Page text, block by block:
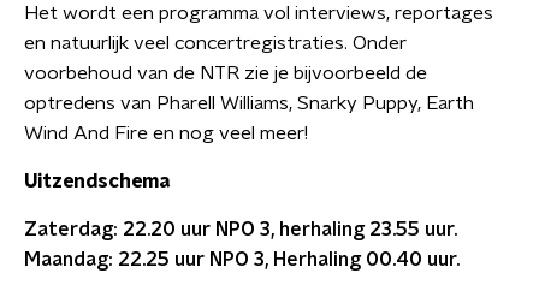
Het wordt een programma vol interviews, reportages
en natuurlijk veel concertregistraties. Onder
voorbehoud van de NTR zie je bijvoorbeeld de
optredens van Pharell Williams, Snarky Puppy, Earth
Wind And Fire en nog veel meer!
Uitzendschema
Zaterdag: 22.20 uur NPO 3, herhaling 23.55 uur.
Maandag: 22.25 uur NPO 3, Herhaling 00.40 uur.